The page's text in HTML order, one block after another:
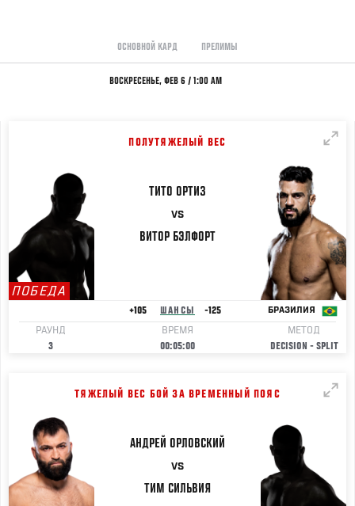
ОСНОВНОЙ КАРД ПРЕЛИМЫ
ВОСКРЕСЕНЬЕ, ФЕВ 6 / 1:00 AM
ПОЛУТЯЖЕЛЫЙ ВЕС
ПОБЕДА
ТИТО ОРТИЗ
VS
ВИТОР БЭЛФОРТ
+105 ШАНСЫ -125 БРАЗИЛИЯ
РАУНД
3
ВРЕМЯ
00:05:00
МЕТОД
DECISION - SPLIT
ТЯЖЕЛЫЙ ВЕС БОЙ ЗА ВРЕМЕННЫЙ ПОЯС
АНДРЕЙ ОРЛОВСКИЙ
VS
ТИМ СИЛЬВИЯ